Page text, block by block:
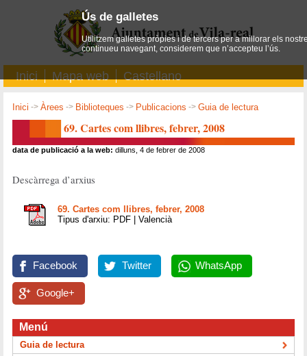
Inici Mapa web Castellano
Inici ->Àrees -> Biblioteques -> Publicacions ->Guia de lectura
69. Cartes com llibres, febrer, 2008
data de publicació a la web: dilluns, 4 de febrer de 2008
Descàrrega d’arxius
69. Cartes com llibres, febrer, 2008
Tipus d'arxiu: PDF | Valencià
Facebook Twitter WhatsApp
Google+
Menú
Guia de lectura
Ús de galletes
Utilitzem galletes pròpies i de tercers per a millorar els
continueu navegant, considerem que n’accepteu l’ús.